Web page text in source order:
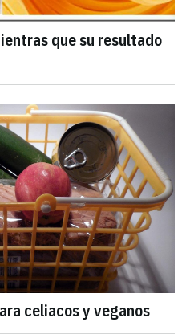
que su resultado
celiacos y veganos